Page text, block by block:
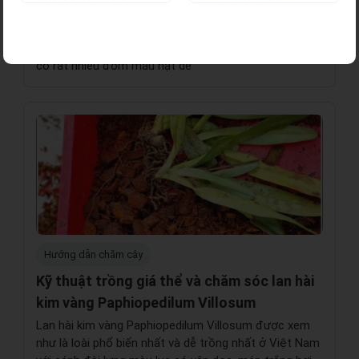
có rất nhiều đốm màu hạt dẻ
Hướng dẫn chăm cây
Kỹ thuật trồng giá thể và chăm sóc lan hài
kim vàng Paphiopedilum Villosum
Lan hài kim vàng Paphiopedilum Villosum được xem
như là loài phổ biến nhất và dễ trồng nhất ở Việt Nam